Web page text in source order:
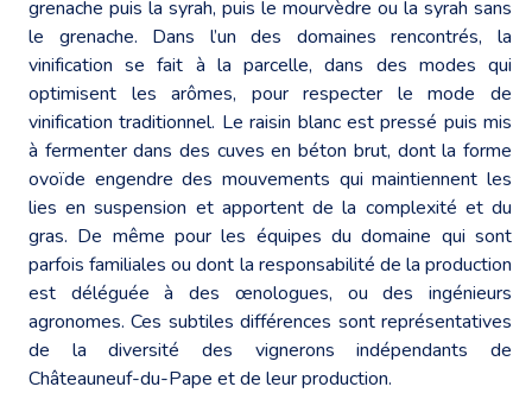
grenache puis la syrah, puis le mourvèdre ou la syrah sans
le grenache. Dans l’un des domaines rencontrés, la
vinification se fait à la parcelle, dans des modes qui
optimisent les arômes, pour respecter le mode de
vinification traditionnel. Le raisin blanc est pressé puis mis
à fermenter dans des cuves en béton brut, dont la forme
ovoïde engendre des mouvements qui maintiennent les
lies en suspension et apportent de la complexité et du
gras. De même pour les équipes du domaine qui sont
parfois familiales ou dont la responsabilité de la production
est déléguée à des œnologues, ou des ingénieurs
agronomes. Ces subtiles différences sont représentatives
de la diversité des vignerons indépendants de
Châteauneuf-du-Pape et de leur production.